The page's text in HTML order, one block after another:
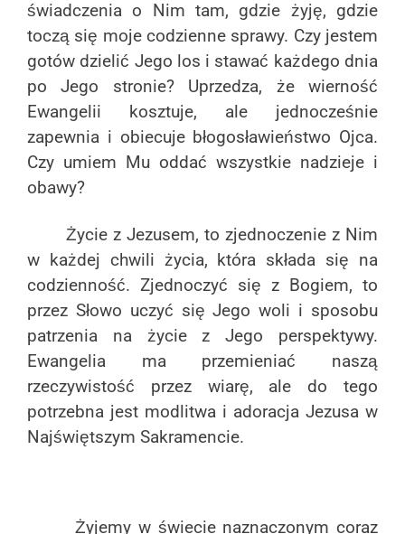
świadczenia o Nim tam, gdzie żyję, gdzie
toczą się moje codzienne sprawy. Czy jestem
gotów dzielić Jego los i stawać każdego dnia
po Jego stronie? Uprzedza, że wierność
Ewangelii kosztuje, ale jednocześnie
zapewnia i obiecuje błogosławieństwo Ojca.
Czy umiem Mu oddać wszystkie nadzieje i
obawy?
Życie z Jezusem, to zjednoczenie z Nim
w każdej chwili życia, która składa się na
codzienność. Zjednoczyć się z Bogiem, to
przez Słowo uczyć się Jego woli i sposobu
patrzenia na życie z Jego perspektywy.
Ewangelia ma przemieniać naszą
rzeczywistość przez wiarę, ale do tego
potrzebna jest modlitwa i adoracja Jezusa w
Najświętszym Sakramencie.
Żyjemy w świecie naznaczonym coraz